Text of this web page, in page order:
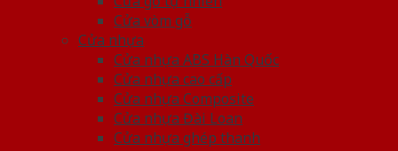
Cửa vòm gỗ
Cửa nhựa
Cửa nhựa ABS Hàn Quốc
Cửa nhựa cao cấp
Cửa nhựa Composite
Cửa nhựa Đài Loan
Cửa nhựa ghép thanh